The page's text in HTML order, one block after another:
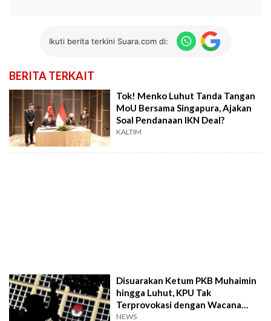
Ikuti berita terkini Suara.com di:
BERITA TERKAIT
Tok! Menko Luhut Tanda Tangan
MoU Bersama Singapura, Ajakan
Soal Pendanaan IKN Deal?
KALTIM
Disuarakan Ketum PKB Muhaimin
hingga Luhut, KPU Tak
Terprovokasi dengan Wacana
Penundaan Pemilu 2024
NEWS